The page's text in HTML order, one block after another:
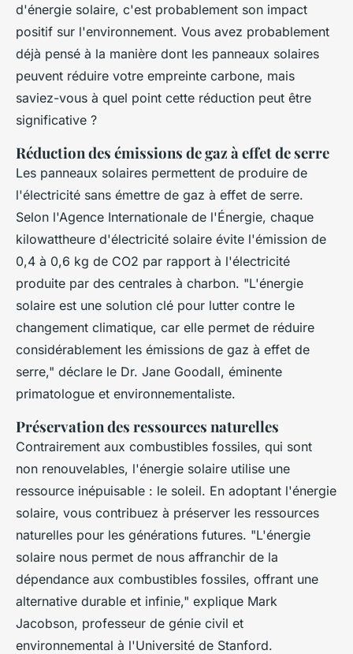
d'énergie solaire, c'est probablement son impact
positif sur l'environnement. Vous avez probablement
déjà pensé à la manière dont les panneaux solaires
peuvent réduire votre empreinte carbone, mais
saviez-vous à quel point cette réduction peut être
significative ?
Réduction des émissions de gaz à effet de serre
Les panneaux solaires permettent de produire de
l'électricité sans émettre de gaz à effet de serre.
Selon l'Agence Internationale de l'Énergie, chaque
kilowattheure d'électricité solaire évite l'émission de
0,4 à 0,6 kg de CO2 par rapport à l'électricité
produite par des centrales à charbon. "L'énergie
solaire est une solution clé pour lutter contre le
changement climatique, car elle permet de réduire
considérablement les émissions de gaz à effet de
serre," déclare le Dr. Jane Goodall, éminente
primatologue et environnementaliste.
Préservation des ressources naturelles
Contrairement aux combustibles fossiles, qui sont
non renouvelables, l'énergie solaire utilise une
ressource inépuisable : le soleil. En adoptant l'énergie
solaire, vous contribuez à préserver les ressources
naturelles pour les générations futures. "L'énergie
solaire nous permet de nous affranchir de la
dépendance aux combustibles fossiles, offrant une
alternative durable et infinie," explique Mark
Jacobson, professeur de génie civil et
environnemental à l'Université de Stanford.